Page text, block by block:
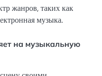
жанров, таких как
музыка.
на музыкальную